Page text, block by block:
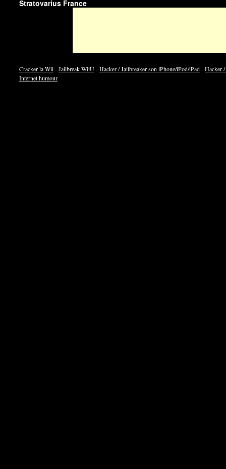
Stratovarius France
Cracker la Wii-Jailbreak WiiU-Hacker / Jailbreaker son iPhone/iPod/iPad-Hacker
Internet humour